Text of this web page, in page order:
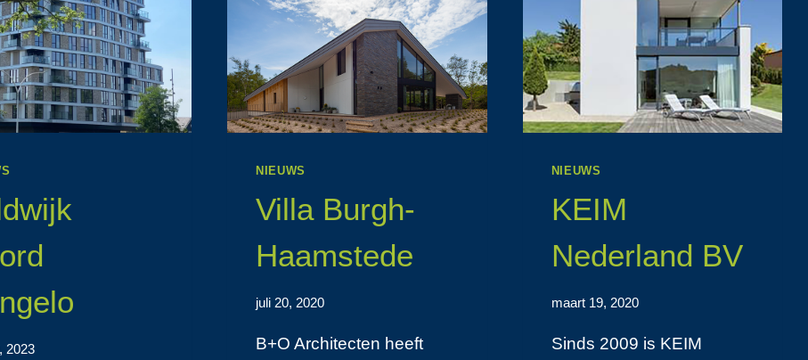
2023
NIEUWS
Villa Burgh-
Haamstede
juli 20, 2020
B+O Architecten heeft
NIEUWS
KEIM
Nederland BV
maart 19, 2020
Sinds 2009 is KEIM